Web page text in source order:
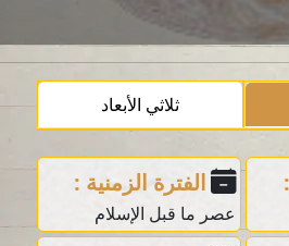
ثلاثي الأبعاد
الفترة الزمنية :
عصر ما قبل الإسلام